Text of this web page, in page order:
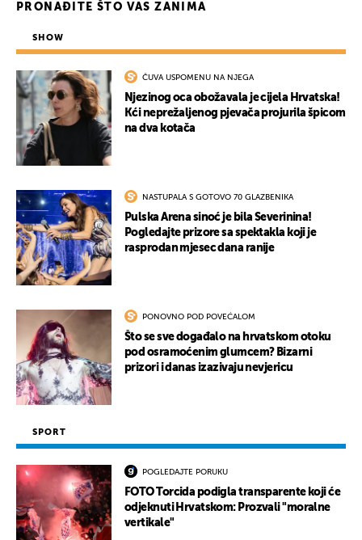
PRONAĐITE ŠTO VAS ZANIMA
SHOW
ČUVA USPOMENU NA NJEGA
Njezinog oca obožavala je cijela Hrvatska!
Kći neprežaljenog pjevača projurila špicom
na dva kotača
NASTUPALA S GOTOVO 70 GLAZBENIKA
Pulska Arena sinoć je bila Severinina!
Pogledajte prizore sa spektakla koji je
rasprodan mjesec dana ranije
PONOVNO POD POVEĆALOM
Što se sve događalo na hrvatskom otoku
pod osramoćenim glumcem? Bizarni
prizori i danas izazivaju nevjericu
SPORT
POGLEDAJTE PORUKU
FOTO Torcida podigla transparente koji će
odjeknuti Hrvatskom: Prozvali "moralne
vertikale"